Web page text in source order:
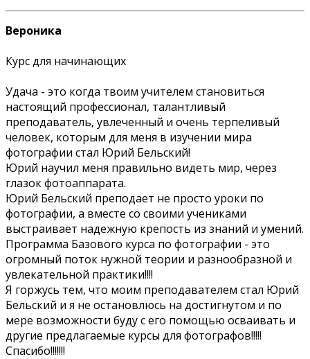
Вероника
Курс для начинающих
Удача - это когда твоим учителем становиться
настоящий профессионал, талантливый
преподаватель, увлеченный и очень терпеливый
человек, которым для меня в изучении мира
фотографии стал Юрий Бельский!
Юрий научил меня правильно видеть мир, через
глазок фотоаппарата.
Юрий Бельский преподает не просто уроки по
фотографии, а вместе со своими учениками
выстраивает надежную крепость из знаний и умений.
Программа Базового курса по фотографии - это
огромный поток нужной теории и разнообразной и
увлекательной практики!!!!
Я горжусь тем, что моим преподавателем стал Юрий
Бельский и я не остановлюсь на достигнутом и по
мере возможности буду с его помощью осваивать и
другие предлагаемые курсы для фотографов!!!!!
Спасибо!!!!!!!